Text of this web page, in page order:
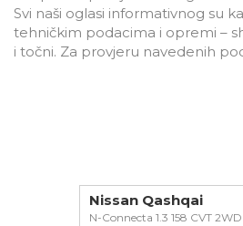
Svi naši oglasi informativnog su
tehničkim podacima i opremi –
i točni. Za provjeru navedenih
Nissan Qashqai
N-Connecta 1.3 158 CVT 2WD